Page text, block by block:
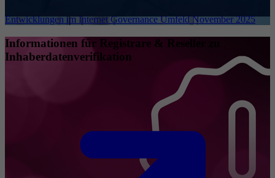
Entwicklungen im Internet Governance Umfeld November 2025
Informationen für Registrare & Reseller zu
Inhaberdatenverifikation